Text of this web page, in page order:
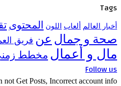
Tags
أخبار العالم ألعاب اللون المحتوى
صحة و جمال عن فريق
مال و أعمال مخطط
Follow us
not Get Posts, Incorrect account info.